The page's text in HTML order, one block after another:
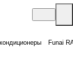
Funai